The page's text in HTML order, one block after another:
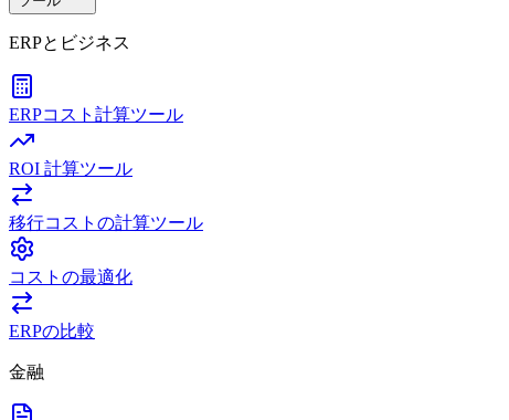
ERPとビジネス
ERPコスト計算ツール
ROI 計算ツール
移行コストの計算ツール
コストの最適化
ERPの比較
金融